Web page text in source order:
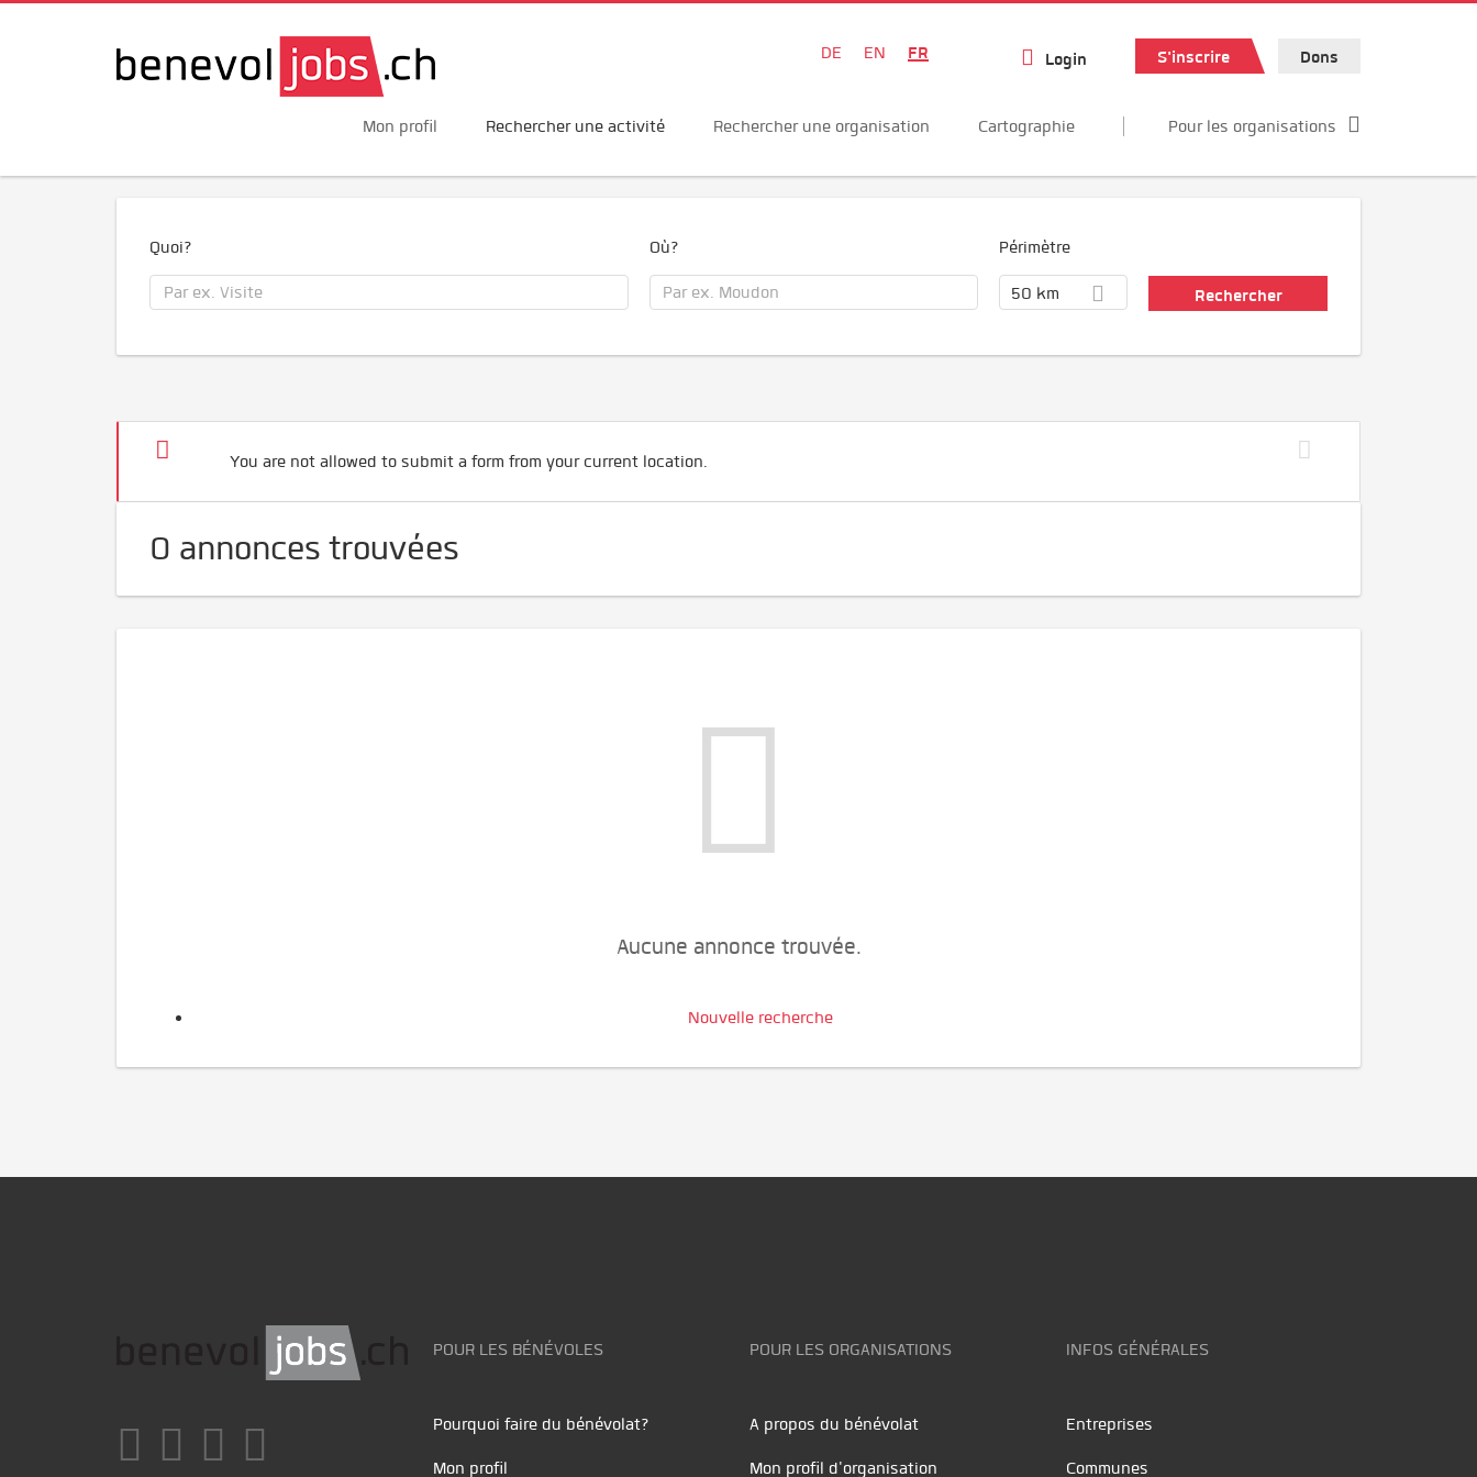
DE EN FR Login S'inscrire Dons
Mon profil Rechercher une activité Rechercher une organisation Cartographie Pour les organisations
Quoi? Où? Périmètre
50 km
You are not allowed to submit a form from your current location.
0 annonces trouvées
Aucune annonce trouvée.
Nouvelle recherche
POUR LES BÉNÉVOLES
Pourquoi faire du bénévolat?
Mon profil
POUR LES ORGANISATIONS
A propos du bénévolat
Mon profil d'organisation
INFOS GÉNÉRALES
Entreprises
Communes